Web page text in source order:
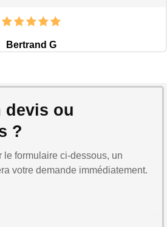
Bertrand G
devis ou
?
formulaire ci-dessous, un
votre demande immédiatement.